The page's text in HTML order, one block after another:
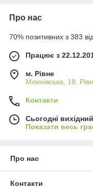
Про нас
70% позитивних з 383
Працює з
м. Рівне
Млинівська, 18,
Контакти
Сьогодні вихідний
Показати весь
Про нас
Контакти